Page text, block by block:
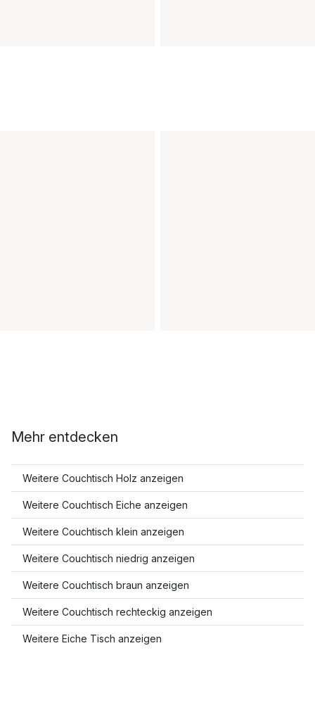
Mehr entdecken
Weitere Couchtisch Holz anzeigen
Weitere Couchtisch Eiche anzeigen
Weitere Couchtisch klein anzeigen
Weitere Couchtisch niedrig anzeigen
Weitere Couchtisch braun anzeigen
Weitere Couchtisch rechteckig anzeigen
Weitere Eiche Tisch anzeigen